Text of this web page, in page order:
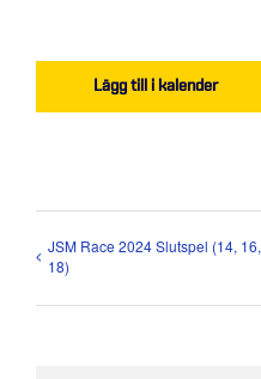
Lägg till i kalender
JSM Race 2024 Slutspel (14, 16,
18)